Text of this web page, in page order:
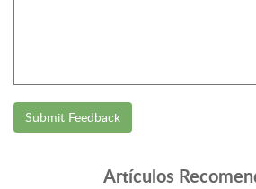
Submit Feedback
Artículos